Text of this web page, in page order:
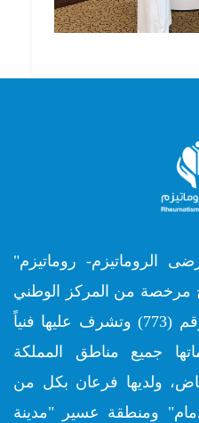
الروماتيزم- روماتيزم"
مرخصة من المركز الوطني
لتنمية القطاع غير الربحي برقم (773) وتشرف عليها فنياً
جميع مناطق المملكة
ولديها فرعان بكل من
ومنطقة عسير "مدينة